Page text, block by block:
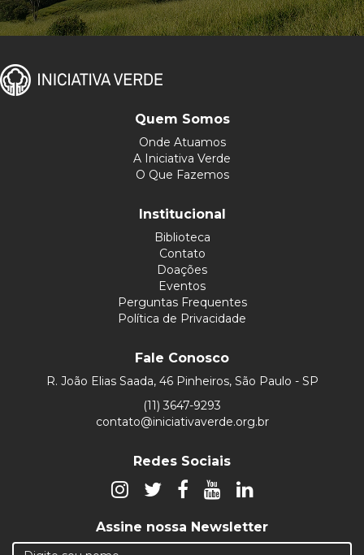
Quem Somos
Onde Atuamos
A Iniciativa Verde
O Que Fazemos
Institucional
Biblioteca
Contato
Doações
Eventos
Perguntas Frequentes
Política de Privacidade
Fale Conosco
R. João Elias Saada, 46 Pinheiros, São Paulo - SP
(11) 3647-9293
contato@iniciativaverde.org.br
Redes Sociais
Assine nossa Newsletter